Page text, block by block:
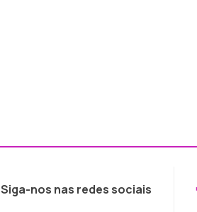
Siga-nos nas redes sociais